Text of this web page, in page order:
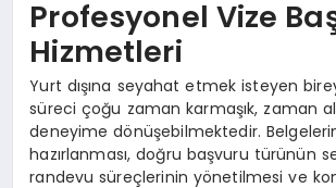
Profesyonel Vize
Hizmetleri
Yurt dışına seyahat etmek isteyen
süreci çoğu zaman karmaşık, zaman
deneyime dönüşebilmektedir.
hazırlanması, doğru başvuru türünün
randevu süreçlerinin yönetilmesi ve